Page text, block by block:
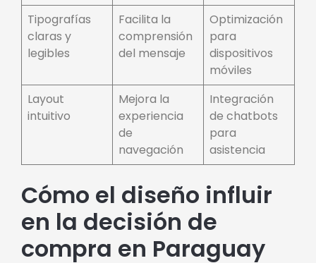
Tipografías
claras y
legibles
Facilita la
comprensión
del mensaje
Optimización
para
dispositivos
móviles
Layout
intuitivo
Mejora la
experiencia
de
navegación
Integración
de chatbots
para
asistencia
Cómo el diseño influir
en la decisión de
compra en Paraguay